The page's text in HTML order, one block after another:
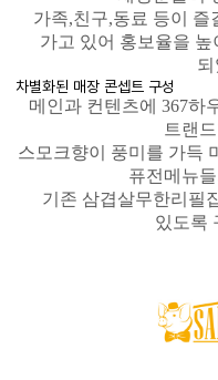
가족,친구,동료 등이 즐
가고 있어 홍보율을 높
차별화된 매장 콘셉트 구성
메인과 컨텐츠에 367하
트랜
스모크향이 풍미를 가득
퓨전메뉴
기존 삼겹살무한리필
있도록